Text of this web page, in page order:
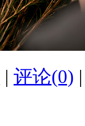
| 评论(0)